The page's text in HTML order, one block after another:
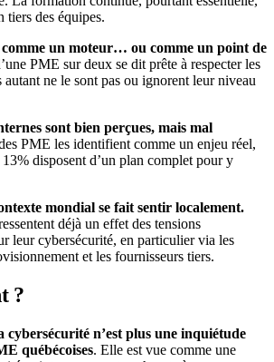
tiers des équipes.
un moteur… ou comme un point de
PME sur deux se dit prête à respecter les
autant ne le sont pas ou ignorent leur niveau
sont bien perçues, mais mal
PME les identifient comme un enjeu réel,
13% disposent d’un plan complet pour y
mondial se fait sentir localement.
déjà un effet des tensions
leur cybersécurité, en particulier via les
et les fournisseurs tiers.
?
cybersécurité n’est plus une inquiétude
québécoises. Elle est vue comme une